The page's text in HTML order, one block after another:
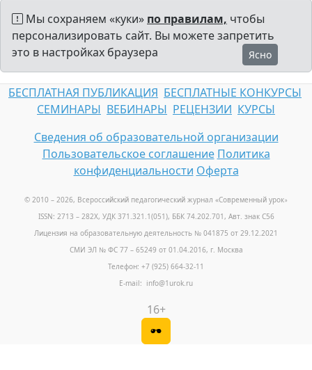
Мы сохраняем «куки» по правилам, чтобы
персонализировать сайт. Вы можете запретить
это в настройках браузера
Ясно
БЕСПЛАТНАЯ ПУБЛИКАЦИЯ БЕСПЛАТНЫЕ КОНКУРСЫ
СЕМИНАРЫ ВЕБИНАРЫ РЕЦЕНЗИИ КУРСЫ
Сведения об образовательной организации
Пользовательское соглашение Политика
конфиденциальности Оферта
© 2010 – 2026, Всероссийский педагогический журнал «Современный урок»
ISSN: 2713 – 282X, УДК 371.321.1(051), ББК 74.202.701, Авт. знак С56
Лицензия на образовательную деятельность № 041875 от 29.12.2021
СМИ ЭЛ № ФС 77 – 65249 от 01.04.2016, г. Москва
Телефон: +7 (925) 664-32-11
E-mail: info@1urok.ru
16+